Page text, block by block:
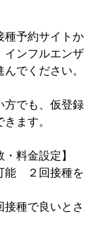
種予約サイトか
インフルエンザ
でください。
方でも、仮登録
ます。
・料金設定】
能　２回接種を
種で良いとさ